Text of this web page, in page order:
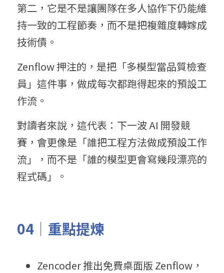
第二，它是不是讓團隊在多人協作下仍能維
持一致的工程節奏，而不是把複雜度轉嫁成
技術債。
Zenflow 押注的，是把「多模型當品質檢查
員」這件事，做成每次都跑得起來的預設工
作流。
對讀者來說，這代表：下一波 AI 開發競
賽，會更像是「誰把工程方法做成預設工作
流」，而不是「誰的模型更會寫幾段漂亮的
程式碼」。
04｜重點提煉
Zencoder 推出免費桌面版 Zenflow，